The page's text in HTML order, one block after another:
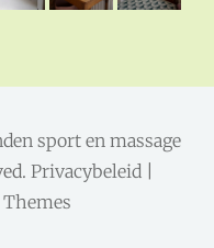
sport en massage
Privacybeleid